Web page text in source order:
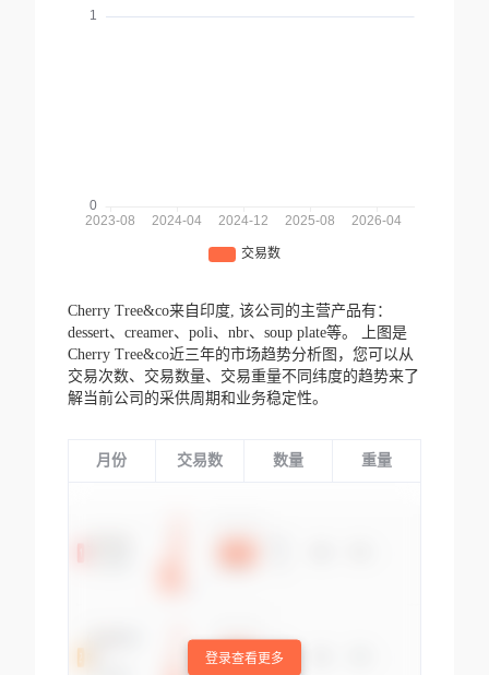
Cherry Tree&co来自印度, 该公司的主营产品有：
dessert、creamer、poli、nbr、soup plate等。
上图是
Cherry Tree&co近三年的市场趋势分析图，您可以从
交易次数、交易数量、交易重量不同纬度的趋势来了
解当前公司的采供周期和业务稳定性。
月份 交易数 数量 重量
登录查看更多